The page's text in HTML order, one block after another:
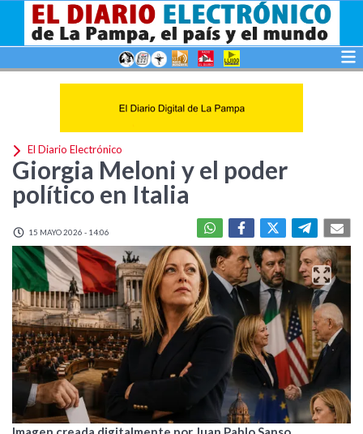
El Diario Electrónico
Giorgia Meloni y el poder
político en Italia
15 MAYO 2026 - 14:06